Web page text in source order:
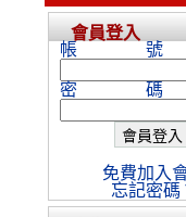
會員登入
帳
密
免費加入
忘記密碼